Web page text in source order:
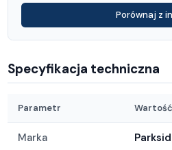
Porównaj z
Specyfikacja techniczna
Parametr Wartość
Marka